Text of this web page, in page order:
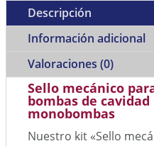
Descripción
Información adicional
Valoraciones (0)
Sello mecánico
bombas de
monobombas
Nuestro kit «Sello